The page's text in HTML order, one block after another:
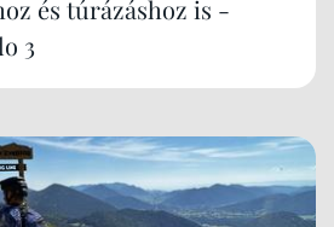
és túrázáshoz is -
3